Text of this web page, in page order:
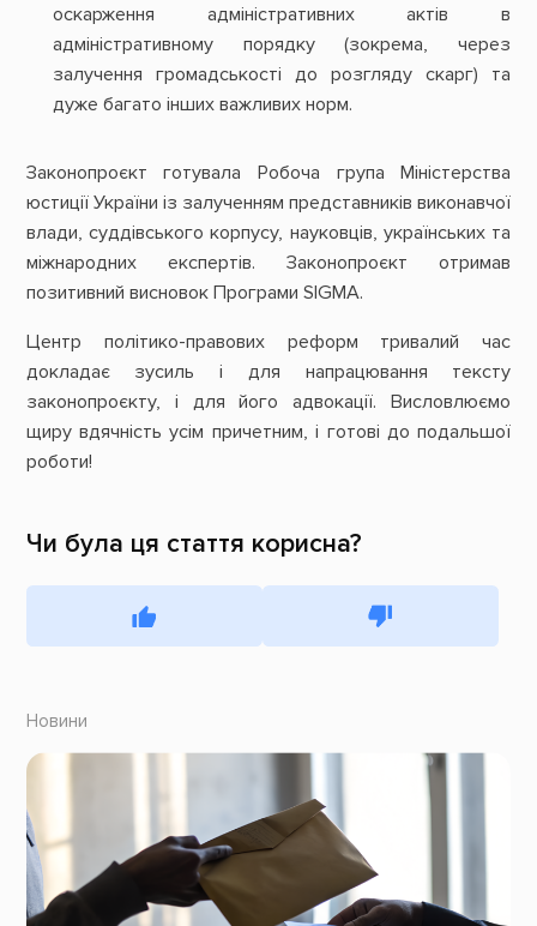
оскарження адміністративних актів в
адміністративному порядку (зокрема, через
залучення громадськості до розгляду скарг) та
дуже багато інших важливих норм.
Законопроєкт готувала Робоча група Міністерства
юстиції України із залученням представників виконавчої
влади, суддівського корпусу, науковців, українських та
міжнародних експертів. Законопроєкт отримав
позитивний висновок Програми SIGMA.
Центр політико-правових реформ тривалий час
докладає зусиль і для напрацювання тексту
законопроєкту, і для його адвокації. Висловлюємо
щиру вдячність усім причетним, і готові до подальшої
роботи!
Чи була ця стаття корисна?
Новини